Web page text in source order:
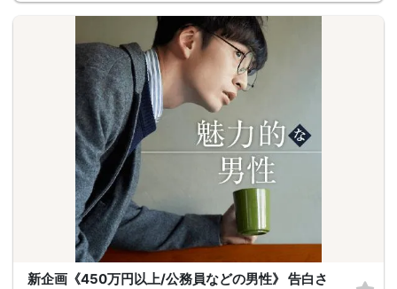
新企画《450万円以上/公務員などの男性》 告白さ